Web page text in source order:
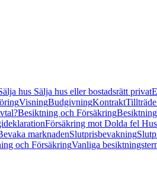
hus Sälja hus eller bostadsrätt privat
VisningBudgivningKontraktTillträde
Besiktning och Försäkring
Försäkring mot Dolda fel Hus
marknadenSlutprisbevakning
och FörsäkringVanliga